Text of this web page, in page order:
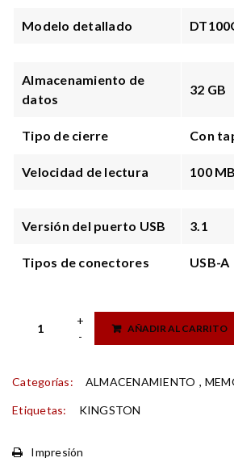
Modelo detallado
Almacenamiento de
datos
32 GB
Tipo de cierre Con
Velocidad de lectura 100
Versión del puerto USB 3.1
Tipos de conectores USB-A
AÑADIR AL CARRITO
Categorías: ALMACENAMIENTO ,
Etiquetas: KINGSTON
Impresión